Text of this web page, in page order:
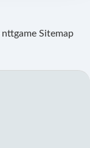
nttgame Sitemap